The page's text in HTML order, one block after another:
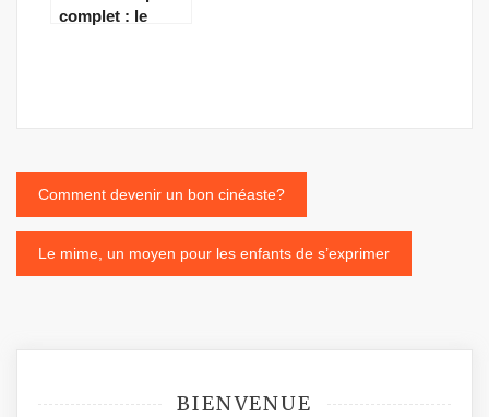
complet : le
Navigation
de
Comment devenir un bon cinéaste?
Le mime, un moyen pour les enfants de s’exprimer
BIENVENUE